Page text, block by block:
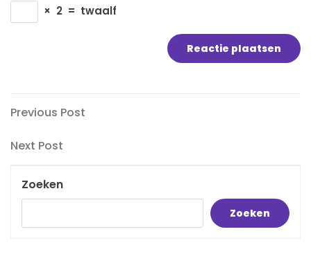
× 2 = twaalf
Bericht
navigatie
Previous
Previous Post
Next
Next Post
Zoeken
Zoeken